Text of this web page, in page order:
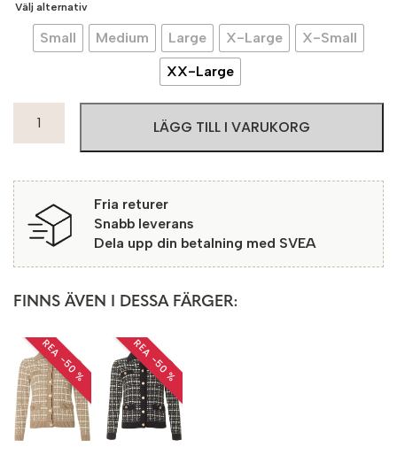
Välj alternativ
Small Medium Large X-Large
X-Small
XX-Large
Cardigan
Cartagena
Coral/Offwhite
mängd
LÄGG TILL I VARUKORG
Fria returer
Snabb leverans
Dela upp din betalning med SVEA
FINNS ÄVEN I DESSA FÄRGER:
REA −50 % REA −50 %